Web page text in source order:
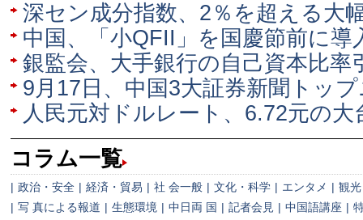
深セン成分指数、2％を超える大
中国、「小QFII」を国慶節前に導
銀監会、大手銀行の自己資本比率
9月17日、中国3大証券新聞トッ
人民元対ドルレート、6.72元の大
コラム一覧
| 政治・安全 | 経済・貿易 | 社 会一般 | 文化・科学 | エンタメ | 観光
| 写 真による報道 | 生態環境 | 中日両 国 | 記者会見 | 中国語講座 |